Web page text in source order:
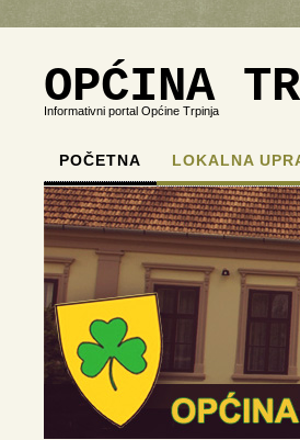
OPĆINA
Informativni portal Općine Trpinja
POČETNA LOKALNA